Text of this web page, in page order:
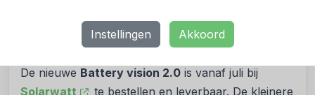
Instellingen Akkoord
werkte Solarwatt opnieuw samen met BMW.
Per direct beschikbaar
De nieuwe Battery vision 2.0 is vanaf juli bij
Solarwatt
te bestellen en leverbaar. De kleinere